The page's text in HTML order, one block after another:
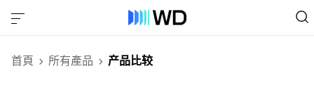
首頁 所有產品 产品比较